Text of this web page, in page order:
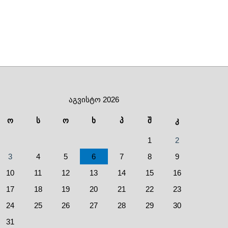
აგვისტო 2026
ო ს ო ხ პ შ კ
1
2
3
4 5 6 7 8
9
10
11 12 13 14 15
16
17
18 19 20 21 22
23
24
25 26 27 28 29
30
31